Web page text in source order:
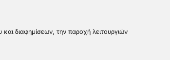
και διαφημίσεων, την παροχή λειτουργιών